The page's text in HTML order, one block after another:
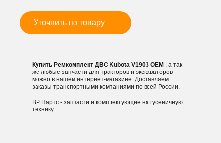
Уточнить по товару
Купить Ремкомплект ДВС Kubota V1903 OEM , а так
же любые запчасти для тракторов и экскаваторов
можно в нашем интернет-магазине. Доставляем
заказы транспортными компаниями по всей России.
ВР Партс - запчасти и комплектующие на гусеничную
технику